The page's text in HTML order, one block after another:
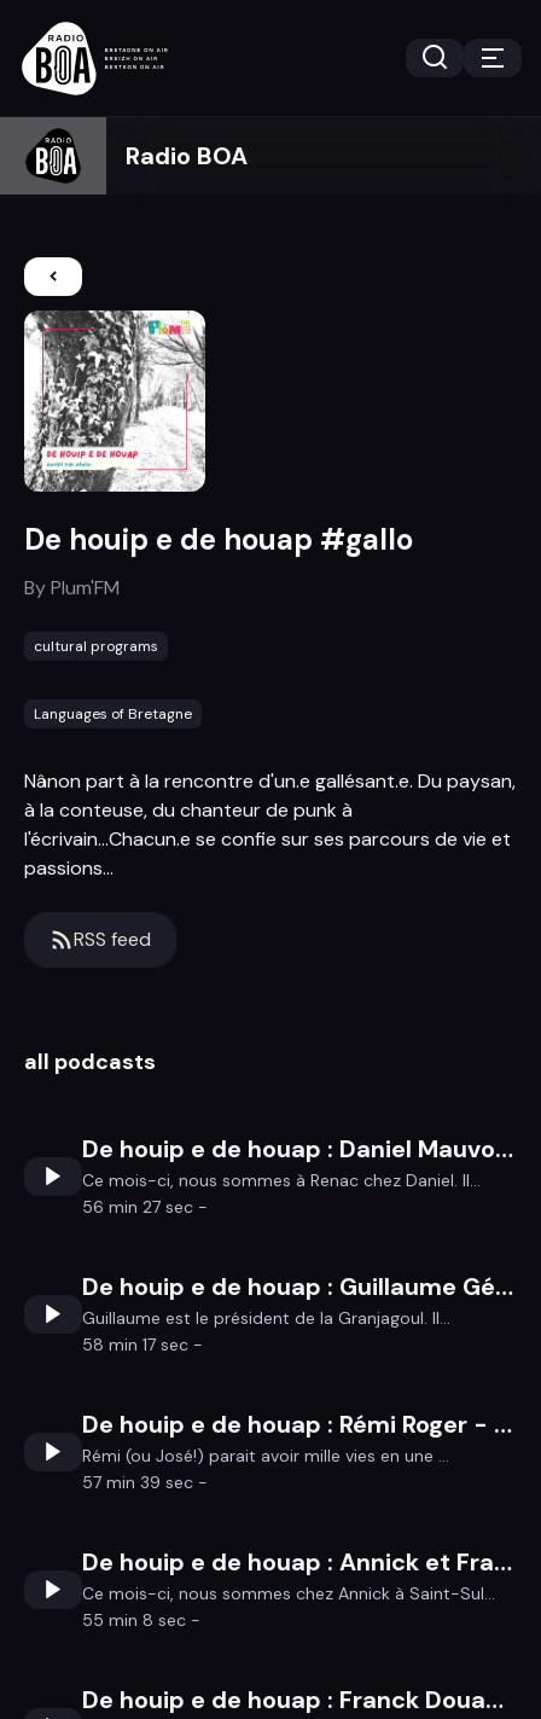
Radio BOA
De houip e de houap #gallo
ByPlum'FM
cultural programs
Languages of Bretagne
Nânon part à la rencontre d'un.e gallésant.e. Du paysan,
à la conteuse, du chanteur de punk à
l'écrivain...Chacun.e se confie sur ses parcours de vie et
passions...
RSS feed
all podcasts
De houip e de houap : Daniel Mauvoisin : De Citroën au café gallo...
Ce mois-ci, nous sommes à Renac chez Daniel. Il...
56 min 27 sec -
De houip e de houap : Guillaume Gérard : Président de la Granjagoul e atainë ao galo !
Guillaume est le président de la Granjagoul. Il...
58 min 17 sec -
De houip e de houap : Rémi Roger - ou José !
Rémi (ou José!) parait avoir mille vies en une ...
57 min 39 sec -
De houip e de houap : Annick et François de Saint Sulpi !
Ce mois-ci, nous sommes chez Annick à Saint-Sul...
55 min 8 sec -
De houip e de houap : Franck Douaglin : du Coglais au métier de comédien